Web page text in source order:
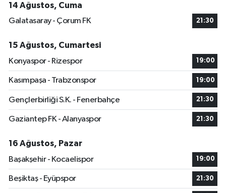
14 Ağustos, Cuma
Galatasaray - Çorum FK
21:30
15 Ağustos, Cumartesi
Konyaspor - Rizespor
19:00
Kasımpaşa - Trabzonspor 19:00
Gençlerbirliği S.K. - Fenerbahçe 21:30
Gaziantep FK - Alanyaspor 21:30
16 Ağustos, Pazar
Başakşehir - Kocaelispor
19:00
Beşiktaş - Eyüpspor 21:30